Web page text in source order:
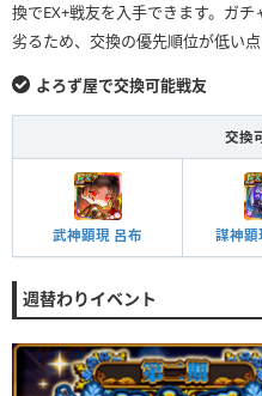
換でEX+戦友を入手できます。ガ
劣るため、交換の優先順位が低い点
よろず屋で交換可能戦友
交換
武神顕現 呂布 謀神顕
週替わりイベント